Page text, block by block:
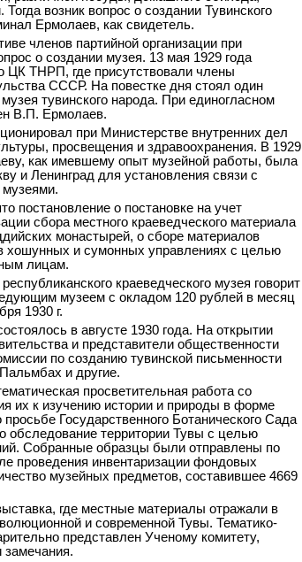
возник вопрос о создании Тувинского
Ермолаев, как свидетель.
членов партийной организации при
о создании музея. 13 мая 1929 года
ЦК ТНРП, где присутствовали члены
СССР. На повестке дня стоял один
тувинского народа. При единогласном
В.П. Ермолаев.
при Министерстве внутренних дел
просвещения и здравоохранения. В 1929
как имевшему опыт музейной работы, была
и Ленинград для установления связи с
постановление о постановке на учет
сбора местного краеведческого материала
монастырей, о сборе материалов
хошунных и сумонных управлениях с целью
лицам.
краеведческого музея говорит
музеем с окладом 120 рублей в месяц
1930 г.
в августе 1930 года. На открытии
и представители общественности
по созданию тувинской письменности
и другие.
просветительная работа со
их к изучению истории и природы в форме
Государственного Ботанического Сада
территории Тувы с целью
Собранные образцы были отправлены по
проведения инвентаризации фондовых
музейных предметов, составившее 4669
где местные материалы отражали в
и современной Тувы. Тематико-
представлен Ученому комитету,
замечания.